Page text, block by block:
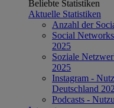
Beliebte Statistiken
Aktuelle Statistiken
Anzahl der
Social
2025
Soziale
2025
Instagram -
Deutschland
Podcasts -